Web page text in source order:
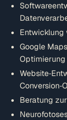
Entwicklung
Google
Beratung